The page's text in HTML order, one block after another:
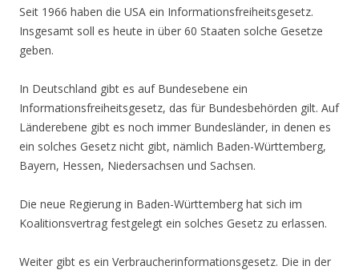
Seit 1966 haben die USA ein Informationsfreiheitsgesetz.
Insgesamt soll es heute in über 60 Staaten solche Gesetze
geben.
In Deutschland gibt es auf Bundesebene ein
Informationsfreiheitsgesetz, das für Bundesbehörden gilt. Auf
Länderebene gibt es noch immer Bundesländer, in denen es
ein solches Gesetz nicht gibt, nämlich Baden-Württemberg,
Bayern, Hessen, Niedersachsen und Sachsen.
Die neue Regierung in Baden-Württemberg hat sich im
Koalitionsvertrag festgelegt ein solches Gesetz zu erlassen.
Weiter gibt es ein Verbraucherinformationsgesetz. Die in der